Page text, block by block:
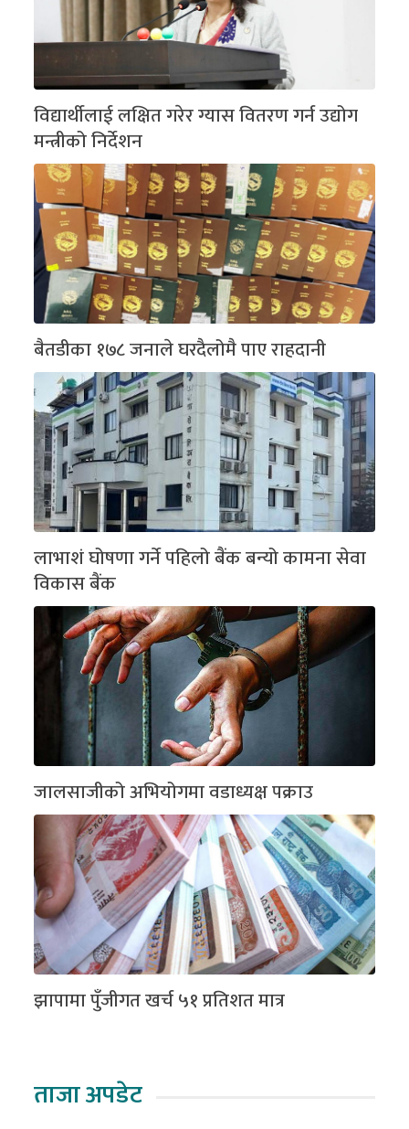
विद्यार्थीलाई लक्षित गरेर ग्यास वितरण गर्न उद्योग
मन्त्रीको निर्देशन
बैतडीका १७८ जनाले घरदैलोमै पाए राहदानी
लाभाशं घोषणा गर्ने पहिलो बैंक बन्यो कामना सेवा
विकास बैंक
जालसाजीको अभियोगमा वडाध्यक्ष पक्राउ
झापामा पुँजीगत खर्च ५१ प्रतिशत मात्र
ताजा अपडेट